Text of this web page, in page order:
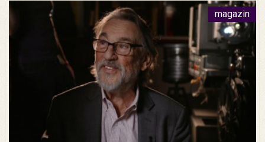
magazin